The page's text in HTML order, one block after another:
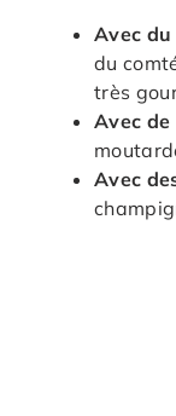
Avec du
du
très
Avec
Avec